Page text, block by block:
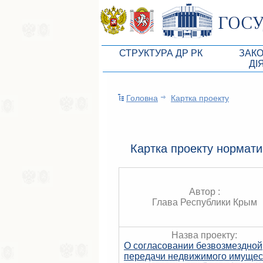
СТРУКТУРА ДР РК
Президія ВР АРК
Советники Председателя ГС РК
Управление делами ГС РК
Поиск депутата по округу
Бюджет
Схема
Головна Картка проекту
Картка проекту
Автор :
Глава Республики Крым
Назва проекту:
О согласовании безвозмездной
передачи недвижимого